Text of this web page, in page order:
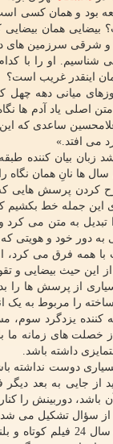
بود و همان کسی
بیضایی همان بیضایی
و شرقی سرزمین های
شناسیم. او را با
اینقدر غریب است؟
میانی دهه
متن اصلی یاد آدم
ساعدی که این
می افتد.»
زبان بیان کننده
سال ها نانِ همان
پرسش هایی که
این جمله خط بکشیم
به متن می کرد
دور خود و هویتی
با همه فرق می کرد،
این حیث بیضایی و
از پرسش ها را
ساخته را مربوط به یک
کننده یزدگرد سوم،
خصلت های زمانه ما
داشته باشد.
دوست نداشته
از جایی به بعد
دوربینش را کنار
از سؤال تشکیل می
یضایی در همین